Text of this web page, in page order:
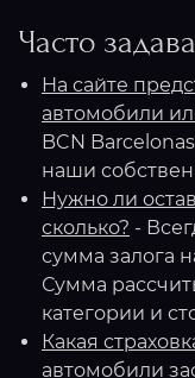
Часто
На сайте
автомобили
BCN
наши
Нужно ли
сколько? -
сумма залога
Сумма
категории и
Какая
автомобили